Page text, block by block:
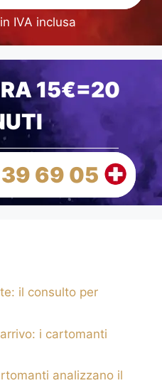
IVA inclusa
15€=20
69 05
il consulto per
i cartomanti
analizzano il